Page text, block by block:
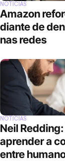
NOTÍCIAS
Amazon
diante de
nas redes
NOTÍCIAS
Neil
aprender a
entre